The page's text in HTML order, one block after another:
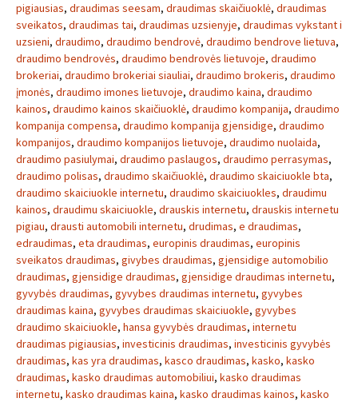
pigiausias, draudimas seesam, draudimas skaičiuoklė, draudimas
sveikatos, draudimas tai, draudimas uzsienyje, draudimas vykstant i
uzsieni, draudimo, draudimo bendrovė, draudimo bendrove lietuva,
draudimo bendrovės, draudimo bendrovės lietuvoje, draudimo
brokeriai, draudimo brokeriai siauliai, draudimo brokeris, draudimo
įmonės, draudimo imones lietuvoje, draudimo kaina, draudimo
kainos, draudimo kainos skaičiuoklė, draudimo kompanija, draudimo
kompanija compensa, draudimo kompanija gjensidige, draudimo
kompanijos, draudimo kompanijos lietuvoje, draudimo nuolaida,
draudimo pasiulymai, draudimo paslaugos, draudimo perrasymas,
draudimo polisas, draudimo skaičiuoklė, draudimo skaiciuokle bta,
draudimo skaiciuokle internetu, draudimo skaiciuokles, draudimu
kainos, draudimu skaiciuokle, drauskis internetu, drauskis internetu
pigiau, drausti automobili internetu, drudimas, e draudimas,
edraudimas, eta draudimas, europinis draudimas, europinis
sveikatos draudimas, givybes draudimas, gjensidige automobilio
draudimas, gjensidige draudimas, gjensidige draudimas internetu,
gyvybės draudimas, gyvybes draudimas internetu, gyvybes
draudimas kaina, gyvybes draudimas skaiciuokle, gyvybes
draudimo skaiciuokle, hansa gyvybės draudimas, internetu
draudimas pigiausias, investicinis draudimas, investicinis gyvybės
draudimas, kas yra draudimas, kasco draudimas, kasko, kasko
draudimas, kasko draudimas automobiliui, kasko draudimas
internetu, kasko draudimas kaina, kasko draudimas kainos, kasko